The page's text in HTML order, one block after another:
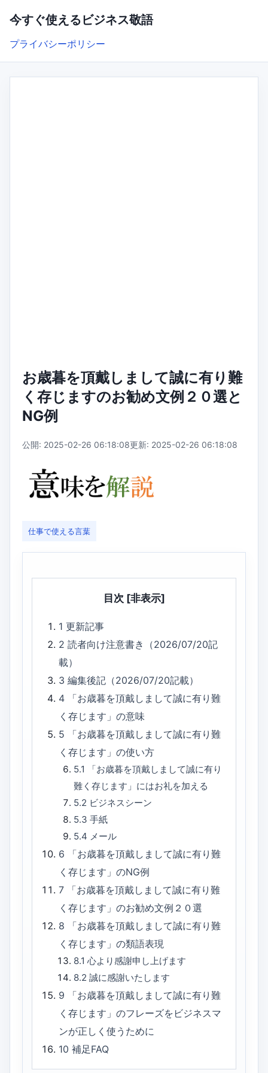
今すぐ使えるビジネス敬語
プライバシーポリシー
お歳暮を頂戴しまして誠に有り難
く存じますのお勧め文例２０選と
NG例
公開: 2025-02-26 06:18:08更新: 2025-02-26 06:18:08
仕事で使える言葉
目次 [非表示]
1更新記事
2読者向け注意書き（2026/07/20記
載）
3編集後記（2026/07/20記載）
4
「お歳暮を頂戴しまして誠に有り難
く存じます」の意味
5
「お歳暮を頂戴しまして誠に有り難
く存じます」の使い方
5.1
「お歳暮を頂戴しまして誠に有り
難く存じます」にはお礼を加える
5.2 ビジネスシーン
5.3 手紙
5.4 メール
6
「お歳暮を頂戴しまして誠に有り難
く存じます」のNG例
7
「お歳暮を頂戴しまして誠に有り難
く存じます」のお勧め文例２０選
8
「お歳暮を頂戴しまして誠に有り難
く存じます」の類語表現
8.1 心より感謝申し上げます
8.2 誠に感謝いたします
9
「お歳暮を頂戴しまして誠に有り難
く存じます」のフレーズをビジネスマ
ンが正しく使うために
10補足FAQ